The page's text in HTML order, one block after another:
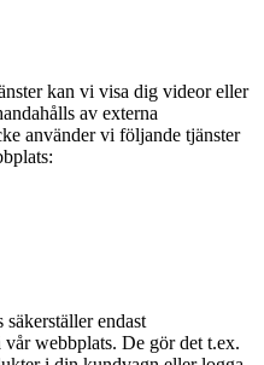
kan vi visa dig videor eller
av externa
använder vi följande tjänster
endast
webbplats. De gör det t.ex.